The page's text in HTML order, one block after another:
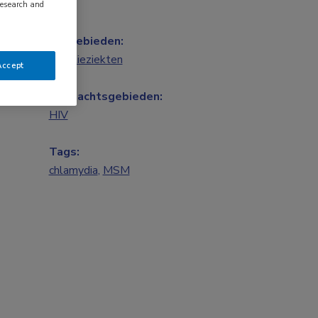
Vakgebieden:
Infectieziekten
Aandachtsgebieden:
HIV
Tags:
chlamydia, MSM
and